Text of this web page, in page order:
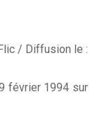
/ Diffusion le :
février 1994 sur